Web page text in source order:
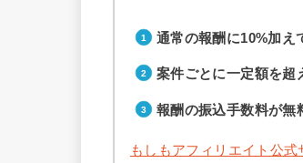
通常の報酬に10%加え
案件ごとに一定額を超
報酬の振込手数料が無
もしもアフィリエイト公式